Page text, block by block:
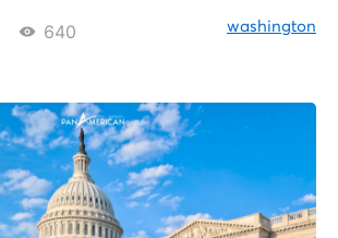
640 washington